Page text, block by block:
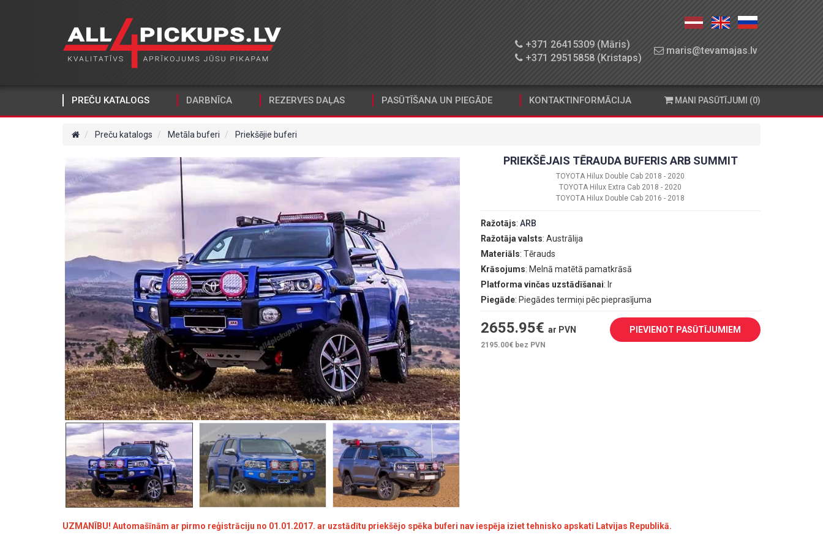
+371 26415309 (Māris)
+371 29515858 (Kristaps)
maris@tevamajas.lv
PREČU KATALOGS DARBNĪCA REZERVES DAĻAS PASŪTĪŠANA UN PIEGĀDE KONTAKTINFORMĀCIJA MANI PASŪTĪJUMI (0)
Preču katalogs Metāla buferi Priekšējie buferi
PRIEKŠĒJAIS TĒRAUDA BUFERIS ARB SUMMIT
TOYOTA Hilux Double Cab 2018 - 2020
TOYOTA Hilux Extra Cab 2018 - 2020
TOYOTA Hilux Double Cab 2016 - 2018
Ražotājs: ARB
Ražotāja valsts: Austrālija
Materiāls: Tērauds
Krāsojums: Melnā matētā pamatkrāsā
Platforma vinčas uzstādīšanai: Ir
Piegāde: Piegādes termiņi pēc pieprasījuma
2655.95€ ar PVN
2195.00€ bez PVN
PIEVIENOT PASŪTĪJUMIEM
UZMANĪBU! Automašīnām ar pirmo reģistrāciju no 01.01.2017. ar uzstādītu priekšējo spēka buferi nav iespēja iziet tehnisko apskati Latvijas Republikā.